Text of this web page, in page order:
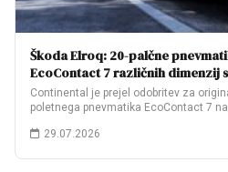
Škoda Elroq: 20-palčne
EcoContact 7 različnih dimenzij
Continental je prejel odobritev za
poletnega pnevmatika EcoContact 7
29.07.2026